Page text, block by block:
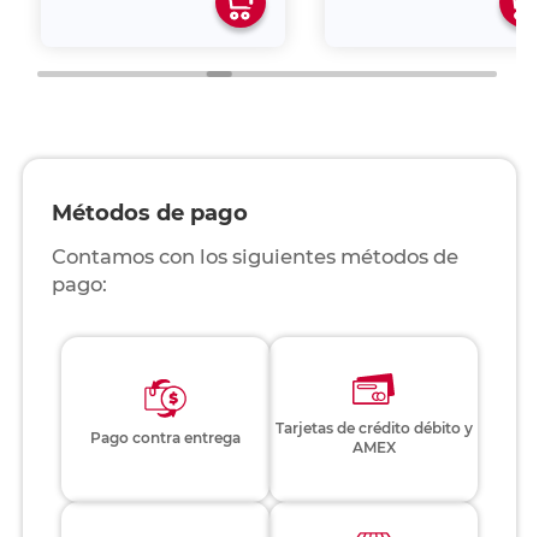
Métodos de pago
Contamos con los siguientes métodos de
pago:
Pago contra entrega
Tarjetas de crédito débito y
AMEX